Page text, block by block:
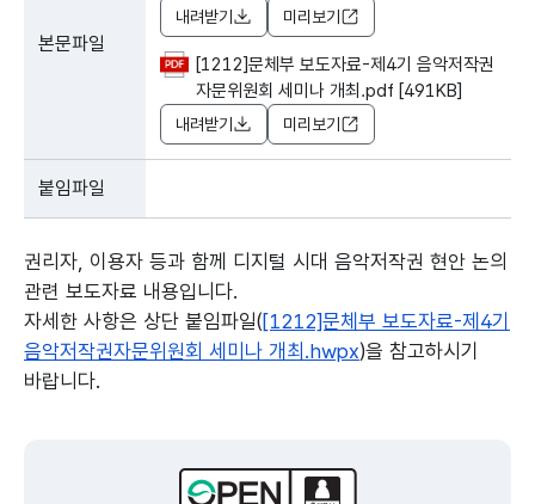
본문파일
내려받기 미리보기
[1212]문체부 보도자료-제4기 음악저작권
자문위원회 세미나 개최.pdf [491KB]
내려받기 미리보기
붙임파일
권리자, 이용자 등과 함께 디지털 시대 음악저작권 현안 논의
관련 보도자료 내용입니다.
자세한 사항은 상단 붙임파일([1212]문체부 보도자료-제4기
음악저작권자문위원회 세미나 개최.hwpx)을 참고하시기
바랍니다.